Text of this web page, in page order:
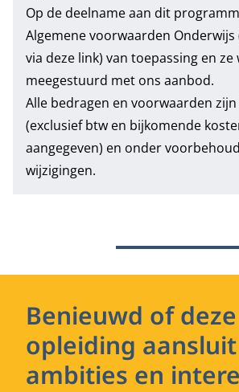
Op de deelname aan dit
Algemene voorwaarden Onderwijs
via deze link) van toepassing en ze
meegestuurd met ons aanbod.
Alle bedragen en voorwaarden
(exclusief btw en bijkomende
aangegeven) en onder
wijzigingen.
Benieuwd of deze
opleiding
ambities en